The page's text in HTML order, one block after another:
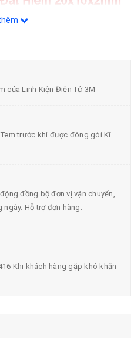
10 viên nam châm
độ C
của Linh Kiện Điện Tử 3M
trước khi được đóng gói Kĩ
đồng bộ đơn vị vận chuyển,
Hỗ trợ đơn hàng:
Khi khách hàng gặp khó khăn